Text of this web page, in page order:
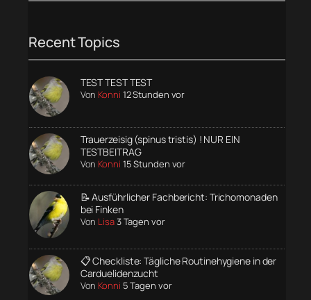
Recent Topics
TEST TEST TEST
Von Konni 12 Stunden vor
Trauerzeisig (spinus tristis) ! NUR EIN
TESTBEITRAG
Von Konni 15 Stunden vor
📝 Ausführlicher Fachbericht: Trichomonaden
bei Finken
Von Lisa3 Tagen vor
📋 Checkliste: Tägliche Routinehygiene in der
Carduelidenzucht
Von Konni 5 Tagen vor